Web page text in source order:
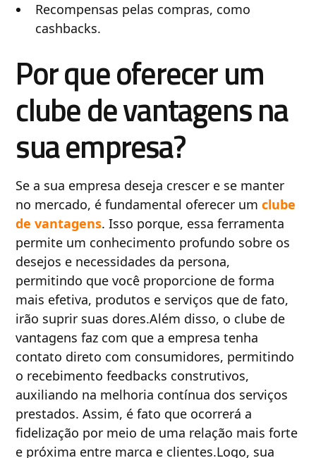
Recompensas pelas compras, como
cashbacks.
Por que oferecer um
clube de vantagens na
sua empresa?
Se a sua empresa deseja crescer e se manter
no mercado, é fundamental oferecer umclube
de vantagens. Isso porque, essa ferramenta
permite um conhecimento profundo sobre os
desejos e necessidades da persona,
permitindo que você proporcione de forma
mais efetiva, produtos e serviços que de fato,
irão suprir suas dores.Além disso, o clube de
vantagens faz com que a empresa tenha
contato direto com consumidores, permitindo
o recebimento feedbacks construtivos,
auxiliando na melhoria contínua dos serviços
prestados. Assim, é fato que ocorrerá a
fidelização por meio de uma relação mais forte
e próxima entre marca e clientes.Logo, sua